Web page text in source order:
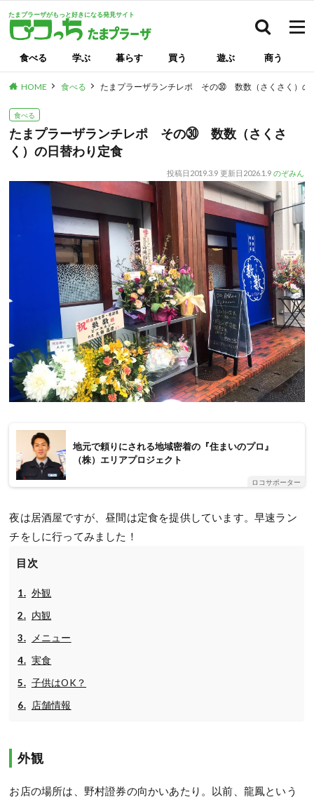
たまプラーザがもっと好きになる発見サイト
食べる 学ぶ 暮らす 買う 遊ぶ 商う
HOME 食べる たまプラーザランチレポ その㉚ 数数（さくさく）の
食べる
たまプラーザランチレポ その㉚ 数数（さくさ
く）の日替わり定食
投稿日 2019.3.9 更新日 2026.1.9 のぞみん
地元で頼りにされる地域密着の『住まいのプロ』
（株）エリアプロジェクト
ロコサポーター
夜は居酒屋ですが、昼間は定食を提供しています。早速ラン
チをしに行ってみました！
目次
外観
内観
メニュー
実食
子供はOK？
店舗情報
外観
お店の場所は、野村證券の向かいあたり。以前、龍鳳という